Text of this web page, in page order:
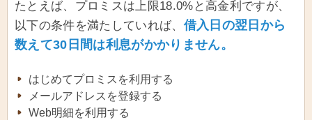
たとえば、プロミスは上限18.0%と高金利ですが、
以下の条件を満たしていれば、 借入日の翌日から
数えて30日間は利息がかかりません。
はじめてプロミスを利用する
メールアドレスを登録する
Web明細を利用する